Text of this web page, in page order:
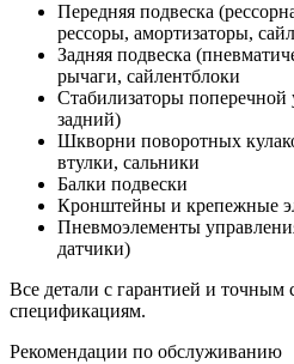
Передняя подвеска
рессоры, амортизаторы,
Задняя подвеска
рычаги, сайлентблоки
Стабилизаторы поперечной
задний)
Шкворни поворотных
втулки, сальники
Балки подвески
Кронштейны и крепежные
Пневмоэлементы
датчики)
Все детали с гарантией и точным
спецификациям.
Рекомендации по обслуживанию